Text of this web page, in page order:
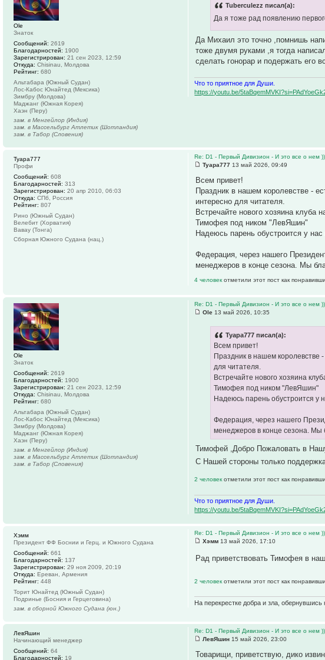
Tuberculezz писал(а):
Да я тоже рад появлению
Да Михаил это точно ,помнишь
тоже двумя руками ,я тогда
сделать гонорар и подержать его
Что то приятное для Души.
https://youtu.be/
Ole
Знаток
Сообщений: 2619
Благодарностей: 1900
Зарегистрирован: 21 сен 2023, 12:59
Откуда: Chisinau, Молдова
Рейтинг: 680
Альтабара (Южный Судан)
Лос-Кабос Юнайтед (Мексика)
Зимбру (Молдова)
Маджанг (Южная Корея)
Хаэн (Перу)
зам. в Менгейлор (Индия)
зам. в Массельбург Атлетик (Шотландия)
зам. в Табор (Словения)
Re: D1 - Первый Дивизион - И это все о нем ))
Tyapa777 13 май 2026, 09:49
Всем привет!
Праздник в нашем королевстве -
интересно для читателя.
Встречайте нового хозяина клуба
Тимофея под ником "ЛевЯшин"
Надеюсь парень обустроится у
Федерация, через нашего
менеджеров в конце сезона. Мы
4 человекотметили этот пост как
Tyapa777
Профи
Сообщений: 608
Благодарностей: 313
Зарегистрирован: 20 апр 2010, 06:03
Откуда: СПб, Россия
Рейтинг: 807
Рино (Южный Судан)
Велебит (Хорватия)
Вавау (Тонга)
Сборная Южного Судана (нац.)
Re: D1 - Первый Дивизион - И это все о нем ))
Ole 13 май 2026, 10:35
Tyapa777 писал(а):
Всем привет!
Праздник в нашем королевстве
для читателя.
Встречайте нового хозяина
Тимофея под ником "ЛевЯшин"
Надеюсь парень обустроится у
Федерация, через нашего
менеджеров в конце сезона. Мы
Тимофей ,Добро Пожаловать в
С Нашей стороны только
2 человекотметили этот пост как
Что то приятное для Души.
https://youtu.be/
Ole
Знаток
Сообщений: 2619
Благодарностей: 1900
Зарегистрирован: 21 сен 2023, 12:59
Откуда: Chisinau, Молдова
Рейтинг: 680
Альтабара (Южный Судан)
Лос-Кабос Юнайтед (Мексика)
Зимбру (Молдова)
Маджанг (Южная Корея)
Хаэн (Перу)
зам. в Менгейлор (Индия)
зам. в Массельбург Атлетик (Шотландия)
зам. в Табор (Словения)
Re: D1 - Первый Дивизион - И это все о нем ))
Хэмм 13 май 2026, 17:10
Рад приветствовать Тимофея в
2 человекотметили этот пост как
На перекрестке добра и зла,
Хэмм
Президент ФФ Боснии и Герц. и Южного Судана
Сообщений: 661
Благодарностей: 137
Зарегистрирован: 29 ноя 2009, 20:19
Откуда: Ереван, Армения
Рейтинг: 448
Торит Юнайтед (Южный Судан)
Подринье (Босния и Герцеговина)
зам. в сборной Южного Судана (юн.)
Re: D1 - Первый Дивизион - И это все о нем ))
ЛевЯшин 15 май 2026, 23:00
Товарищи, приветствую, дико
ЛевЯшин
Начинающий менеджер
Сообщений: 64
Благодарностей: 19